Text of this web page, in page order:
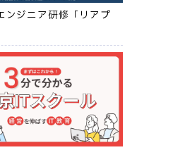
ンジニア研修「リアプ